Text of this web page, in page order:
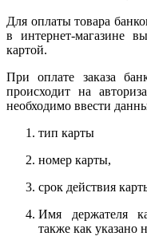
Для оплаты товара
в интернет-магазине
картой.
При оплате заказа
происходит на
необходимо ввести
тип карты
номер карты,
срок действия
Имя держателя
также как указано